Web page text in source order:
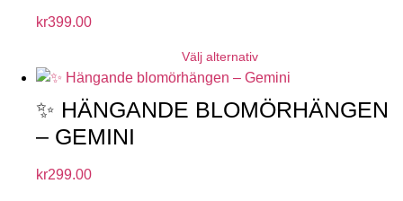
kr399.00
Välj alternativ
✨ HÄNGANDE BLOMÖRHÄNGEN
– GEMINI
kr299.00